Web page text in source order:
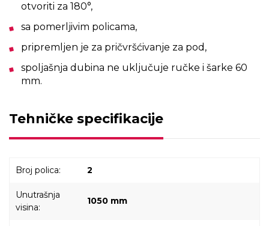
otvoriti za 180°,
sa pomerljivim policama,
pripremljen je za pričvršćivanje za pod,
spoljašnja dubina ne uključuje ručke i šarke 60
mm.
Tehničke specifikacije
Broj polica: 2
Unutrašnja
visina:
1050 mm